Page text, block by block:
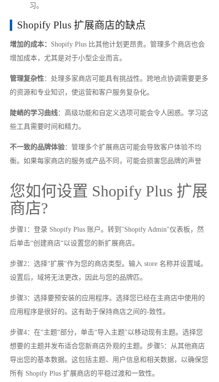
习。
Shopify Plus 扩展商店的缺点
增加的成本： Shopify Plus 比其他计划更昂贵。管理多个商店也会
增加成本，尤其是对于小型企业而言。
管理复杂性：处理多家商店可能具有挑战性。跨地点协调需要更多
的资源和专业知识，使运营和客户服务复杂化。
陡峭的学习曲线：高级功能和自定义选项可能会令人困惑。学习这
些工具需要时间和精力。
不一致的品牌体验：管理多个扩展商店可能会导致客户体验不均
衡。如果每家商店的服务或产品不同，可能会损害您品牌的声誉
您如何设置 Shopify Plus 扩展
商店?
步骤1：登录 Shopify Plus 账户。转到"Shopify Admin"仪表板，然
后单击“创建商店“以设置您的新扩展商店。
步骤2：选择“扩展"作为您的商店类型。输入 store 名称并设置域。
设置后，域将无法更改，因此与您的品牌匹。
步骤3：选择要预安装的应用程序。选择您已经在主商店中使用的
应用程序是很好的。这有助于保持商店之间的-致性。
步骤4：在“主题“部分，单击“导入主题"以移动现有主题。选择您
想要的主题并发布适合您新商店外观的主题。步骤5：从其他商店
导出您的基本数据。这包括主题、用户信息和相关数据，以确保您
所有 Shopify Plus 扩展商店的平稳过渡和一致性。